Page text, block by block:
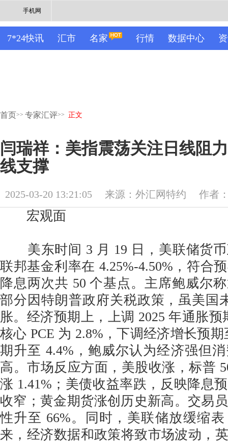
手机网
7*24快讯 汇市 名家 行情 数据中心
首页>> 专家汇评>> 正文
闫瑞祥：美指震荡关注日线阻
线支撑
2025-03-20 13:21:05 来源：外汇网特约 作者
宏观面
美东时间 3 月 19 日，美联储货币
联邦基金利率在 4.25%-4.50%，符合
降息两次共 50 个基点。主席鲍威尔
部分因特朗普政府关税政策，虽美国
胀。经济预期上，上调 2025 年通胀预
核心 PCE 为 2.8%，下调经济增长预
期升至 4.4%，鲍威尔认为经济强但
高。市场反应方面，美股收涨，标普
涨 1.41%；美债收益率跌，反映降息
收窄；黄金期货涨创历史新高。交易
性升至 66%。同时，美联储放缓缩
来，经济数据和政策将致市场波动，